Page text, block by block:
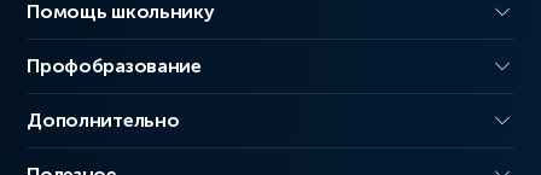
Помощь школьнику
Профобразование
Дополнительно